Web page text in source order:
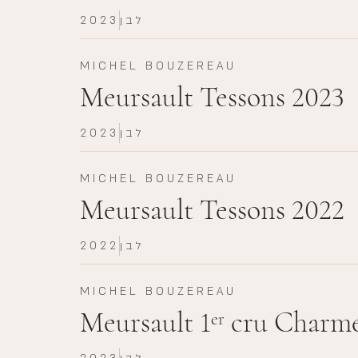
2023 לבן
MICHEL BOUZEREAU
Meursault Tessons 2023
2023 לבן
MICHEL BOUZEREAU
Meursault Tessons 2022
2022 לבן
MICHEL BOUZEREAU
Meursault 1er cru